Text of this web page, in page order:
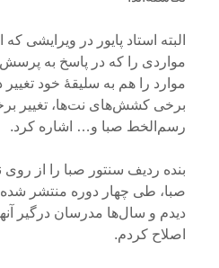
مواردی را که در پاسخ به پرسش
موارد را هم به سلیقۀ خود تغییر
برخی کشش‌های نت‌ها، تغییر
رسم‌الخط صبا و… اشاره کرد.
بنده ردیف سنتور صبا را از
صبا، طی چهار دوره منتشر شده
دیدم و سال‌ها مدرسان درگیر
اصلاح کردم.